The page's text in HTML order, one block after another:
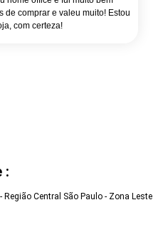
de comprar e valeu muito! Estou
com certeza!
:
Região Central São Paulo - Zona Leste